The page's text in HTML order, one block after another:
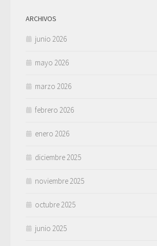
ARCHIVOS
junio 2026
mayo 2026
marzo 2026
febrero 2026
enero 2026
diciembre 2025
noviembre 2025
octubre 2025
junio 2025